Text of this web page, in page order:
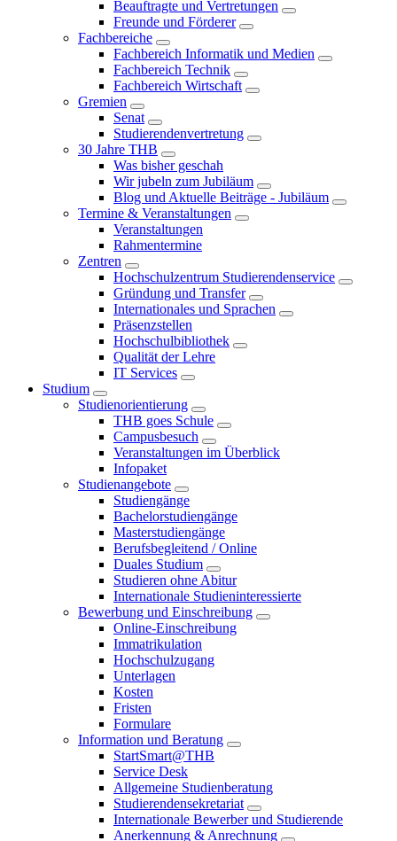
Beauftragte und Vertretungen
Freunde und Förderer
Fachbereiche
Fachbereich Informatik und Medien
Fachbereich Technik
Fachbereich Wirtschaft
Gremien
Senat
Studierendenvertretung
30 Jahre THB
Was bisher geschah
Wir jubeln zum Jubiläum
Blog und Aktuelle Beiträge - Jubiläum
Termine & Veranstaltungen
Veranstaltungen
Rahmentermine
Zentren
Hochschulzentrum Studierendenservice
Gründung und Transfer
Internationales und Sprachen
Präsenzstellen
Hochschulbibliothek
Qualität der Lehre
IT Services
Studium
Studienorientierung
THB goes Schule
Campusbesuch
Veranstaltungen im Überblick
Infopaket
Studienangebote
Studiengänge
Bachelorstudiengänge
Masterstudiengänge
Berufsbegleitend / Online
Duales Studium
Studieren ohne Abitur
Internationale Studieninteressierte
Bewerbung und Einschreibung
Online-Einschreibung
Immatrikulation
Hochschulzugang
Unterlagen
Kosten
Fristen
Formulare
Information und Beratung
StartSmart@THB
Service Desk
Allgemeine Studienberatung
Studierendensekretariat
Internationale Bewerber und Studierende
Anerkennung & Anrechnung